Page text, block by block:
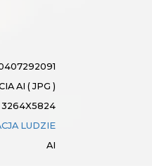
AI ( JPG )
3264X5824
LUDZIE
AI